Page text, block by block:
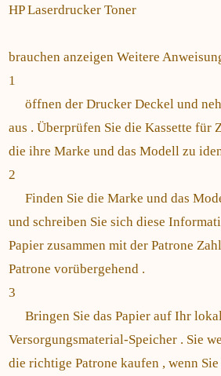
HP Laserdrucker Toner
brauchen anzeigen Weitere
1
öffnen der Drucker Deckel und
aus . Überprüfen Sie die Kassette für
die ihre Marke und das Modell zu
2
Finden Sie die Marke und das
und schreiben Sie sich diese
Papier zusammen mit der Patrone
Patrone vorübergehend .
3
Bringen Sie das Papier auf Ihr
Versorgungsmaterial-Speicher . Sie
die richtige Patrone kaufen , wenn